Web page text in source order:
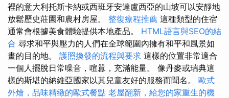
裡的意大利托斯卡納或西班牙安達盧西亞的山坡可以安靜地
放鬆歷史莊園和農村房屋。 整復療程推薦 這種類型的住宿
通常會根據美食體驗提供本地產品。 HTML語言與SEO的結
合 尋求和平與壓力的人們在全球範圍內擁有和平和風景如
畫的目的地。 護照換發的流程與要求 這樣的位置非常適合
一個人擺脫日常噪音，喧囂，充滿能量。 像丹麥或瑞典這
樣的斯堪的納維亞國家以其兒童友好的服務而聞名。 歐式
外燴，品味精緻的歐式餐點 老屋翻新，給您的家重生的機